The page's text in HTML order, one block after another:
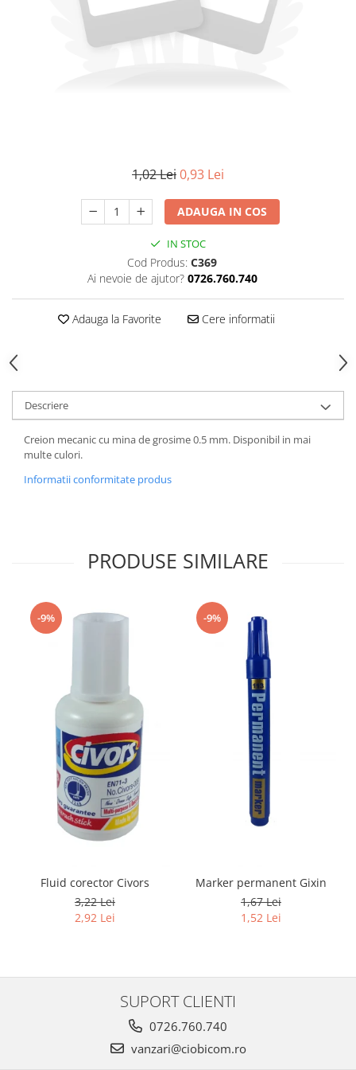
1,02 Lei0,93 Lei
ADAUGA IN COS
IN STOC
Cod Produs: C369
Ai nevoie de ajutor? 0726.760.740
Adauga la Favorite Cere informatii
Descriere
Creion mecanic cu mina de grosime 0.5 mm. Disponibil in mai
multe culori.
Informatii conformitate produs
PRODUSE SIMILARE
-9%
Fluid corector Civors
3,22 Lei
2,92 Lei
-9%
Marker permanent Gixin
1,67 Lei
1,52 Lei
SUPORT CLIENTI
0726.760.740
vanzari@ciobicom.ro